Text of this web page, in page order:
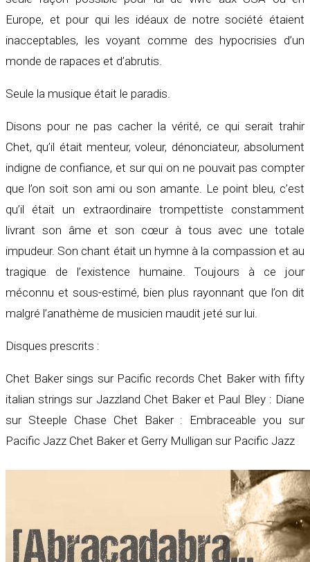
Europe, et pour qui les idéaux de notre société étaient
inacceptables, les voyant comme des hypocrisies d’un
monde de rapaces et d’abrutis.
Seule la musique était le paradis.
Disons pour ne pas cacher la vérité, ce qui serait trahir
Chet, qu’il était menteur, voleur, dénonciateur, absolument
indigne de confiance, et sur qui on ne pouvait pas compter
que l’on soit son ami ou son amante. Le point bleu, c’est
qu’il était un extraordinaire trompettiste constamment
livrant son âme et son cœur à tous avec une totale
impudeur. Son chant était un hymne à la compassion et au
tragique de l’existence humaine. Toujours à ce jour
méconnu et sous-estimé, bien plus rayonnant que l’on dit
malgré l’anathème de musicien maudit jeté sur lui.
Disques prescrits :
Chet Baker sings sur Pacific records Chet Baker with fifty
italian strings sur Jazzland Chet Baker et Paul Bley : Diane
sur Steeple Chase Chet Baker : Embraceable you sur
Pacific Jazz Chet Baker et Gerry Mulligan sur Pacific Jazz